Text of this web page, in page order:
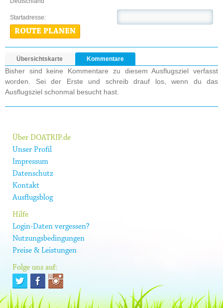
Startadresse:
ROUTE PLANEN
Übersichtskarte Kommentare
Bisher sind keine Kommentare zu diesem Ausflugsziel verfasst
worden. Sei der Erste und schreib drauf los, wenn du das
Ausflugsziel schonmal besucht hast.
Über DOATRIP.de
Unser Profil
Impressum
Datenschutz
Kontakt
Ausflugsblog
Hilfe
Login-Daten vergessen?
Nutzungsbedingungen
Preise & Leistungen
Folge uns auf: